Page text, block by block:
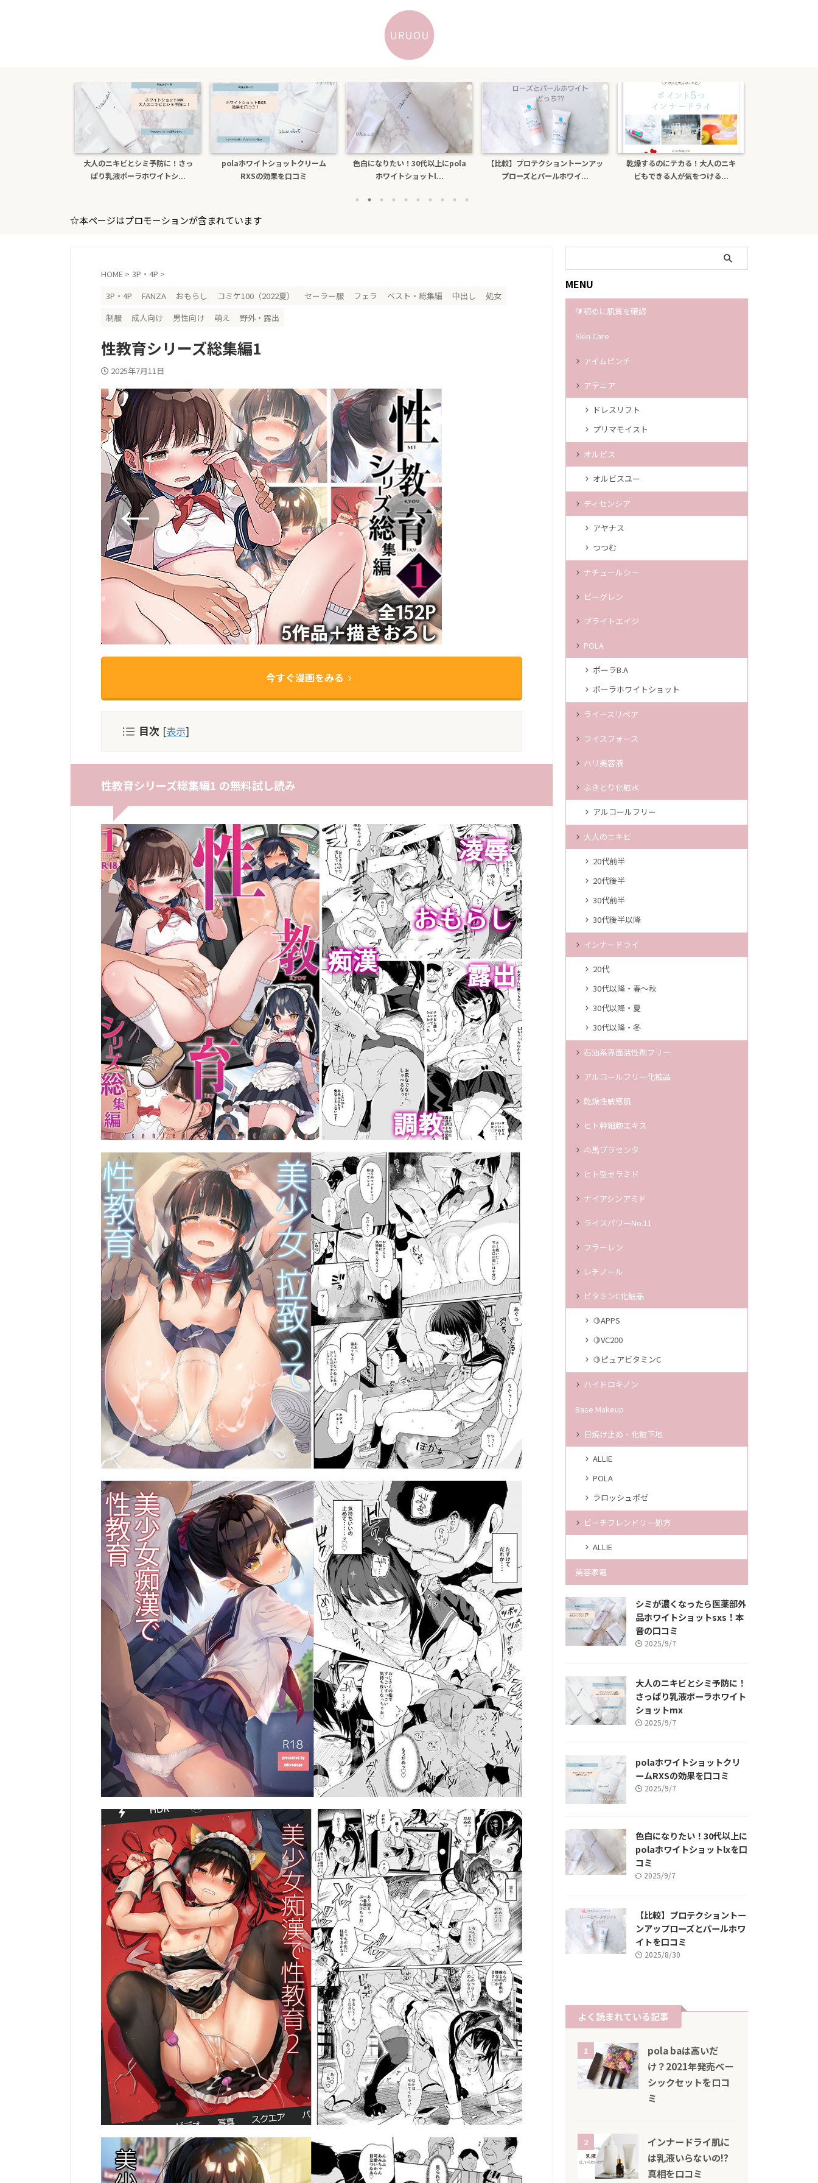
polaホワイトショットクリーム
RXSの効果を口コミ
色白になりたい！30代以上にpola
ホワイトショットl...
【比較】プロテクショントーンアッ
プローズとパールホワイ...
乾燥するのにテカる！大人のニキ
ビもできる人が気をつける...
ポーラb.aライトセレクターは偽物
がある？日焼け止め効...
☆本ページはプロモーションが含まれています
HOME > 3P・4P >
3P・4P
FANZA おもらし コミケ100（2022夏） セーラー服 フェラ ベスト・総集編 中出し
処女
制服
成人向け 男性向け 萌え 野外・露出
性教育シリーズ総集編1
2025年7月11日
今すぐ漫画をみる
目次 [表示]
性教育シリーズ総集編1 の無料試し読み
MENU
🔰初めに肌質を確認
Skin Care
アイムピンチ
アテニア
ドレスリフト
プリマモイスト
オルビス
オルビスユー
ディセンシア
アヤナス
つつむ
ナチュールシー
ビーグレン
ブライトエイジ
POLA
ポーラB.A
ポーラホワイトショット
ライースリペア
ライスフォース
ハリ美容液
ふきとり化粧水
アルコールフリー
大人のニキビ
20代前半
20代後半
30代前半
30代後半以降
インナードライ
20代
30代以降・春～秋
30代以降・夏
30代以降・冬
石油系界面活性剤フリー
アルコールフリー化粧品
乾燥性敏感肌
ヒト幹細胞エキス
🐴馬プラセンタ
ヒト型セラミド
ナイアシンアミド
ライスパワーNo.11
フラーレン
レチノール
ビタミンC化粧品
🍋APPS
🍋VC200
🍋ピュアビタミンC
ハイドロキノン
Base Makeup
日焼け止め・化粧下地
ALLIE
POLA
ラロッシュポゼ
ビーチフレンドリー処方
ALLIE
美容家電
シミが濃くなったら医薬部外
品ホワイトショットsxs！本
音の口コミ
2025/9/7
大人のニキビとシミ予防に！
さっぱり乳液ポーラホワイト
ショットmx
2025/9/7
polaホワイトショットクリ
ームRXSの効果を口コミ
2025/9/7
色白になりたい！30代以上に
polaホワイトショットlxを口
コミ
2025/9/7
【比較】プロテクショントー
ンアップローズとパールホワ
イトを口コミ
2025/8/30
よく読まれている記事
1
pola baは高いだ
け？2021年発売ベー
シックセットを口コ
ミ
2
インナードライ肌に
は乳液いらないの!?
真相を口コミ